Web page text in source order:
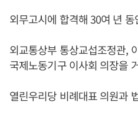
외무고시에 합격해 30여 년
외교통상부 통상교섭조정관,
국제노동기구 이사회 의장을
열린우리당 비례대표 의원과